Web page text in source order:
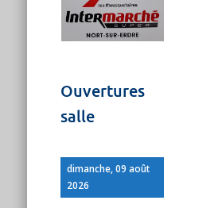
Ouvertures
salle
dimanche, 09 août
2026